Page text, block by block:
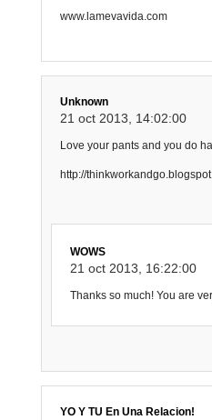
www.lamevavida.com
Unknown
21 oct 2013, 14:02:00
Love your pants and you do
http://
WOWS
21 oct 2013, 16:22:00
Thanks so much! You are
YO Y TU En Una Relacion!